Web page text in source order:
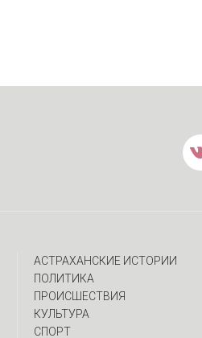
АСТРАХАНСКИЕ ИСТОРИИ
ПОЛИТИКА
ПРОИСШЕСТВИЯ
КУЛЬТУРА
СПОРТ